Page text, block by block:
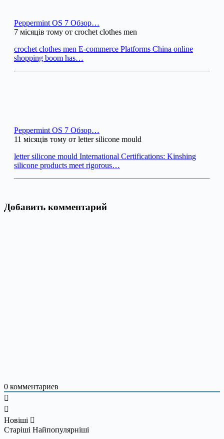
Peppermint OS 7 Обзор…
7 місяців тому от crochet clothes men
crochet clothes men E-commerce Platforms China online
shopping boom has…
Peppermint OS 7 Обзор…
11 місяців тому от letter silicone mould
letter silicone mould International Certifications: Kinshing
silicone products meet rigorous…
Добавить комментарий
0 комментариев
Новіші
Старіші Найпопулярніші